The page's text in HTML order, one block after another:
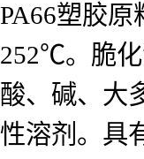
PA66塑胶
252℃。脆
酸、碱、大
性溶剂。具